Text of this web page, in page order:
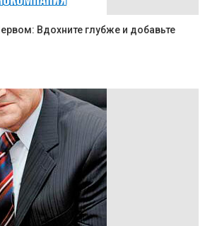
Вдохните глубже и добавьте